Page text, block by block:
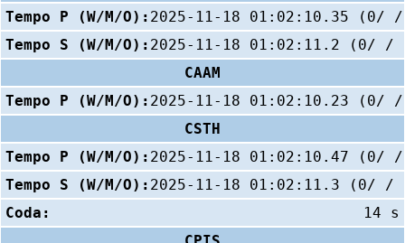
Tempo P (W/M/O): 2025-11-18 01:02:10.35 (0/
Tempo S (W/M/O): 2025-11-18 01:02:11.2 (0/ /
CAAM
Tempo P (W/M/O): 2025-11-18 01:02:10.23 (0/
CSTH
Tempo P (W/M/O): 2025-11-18 01:02:10.47 (0/
Tempo S (W/M/O): 2025-11-18 01:02:11.3 (0/ /
Coda:
14 s